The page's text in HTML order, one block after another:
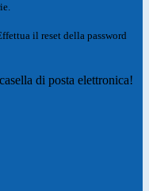
il reset della password
di posta elettronica!